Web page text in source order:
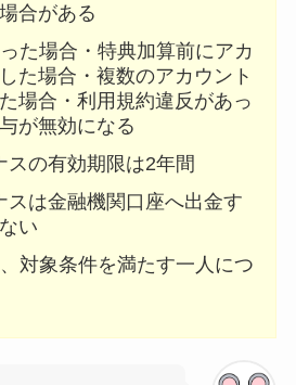
合がある
た場合・特典加算前にアカ
た場合・複数のアカウント
場合・利用規約違反があっ
が無効になる
スの有効期限は2年間
スは金融機関口座へ出金す
い
対象条件を満たす一人につ